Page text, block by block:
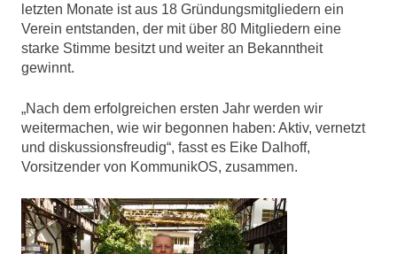
letzten Monate ist aus 18 Gründungsmitgliedern ein
Verein entstanden, der mit über 80 Mitgliedern eine
starke Stimme besitzt und weiter an Bekanntheit
gewinnt.
„Nach dem erfolgreichen ersten Jahr werden wir
weitermachen, wie wir begonnen haben: Aktiv, vernetzt
und diskussionsfreudig“, fasst es Eike Dalhoff,
Vorsitzender von KommunikOS, zusammen.